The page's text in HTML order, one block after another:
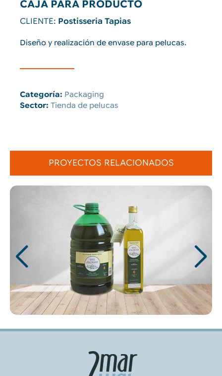
CAJA PARA PRODUCTO
CLIENTE: Postisseria Tapias
Diseño y realización de envase para pelucas.
Categoría: Packaging
Sector: Tienda de pelucas
PROYECTOS RELACIONADOS